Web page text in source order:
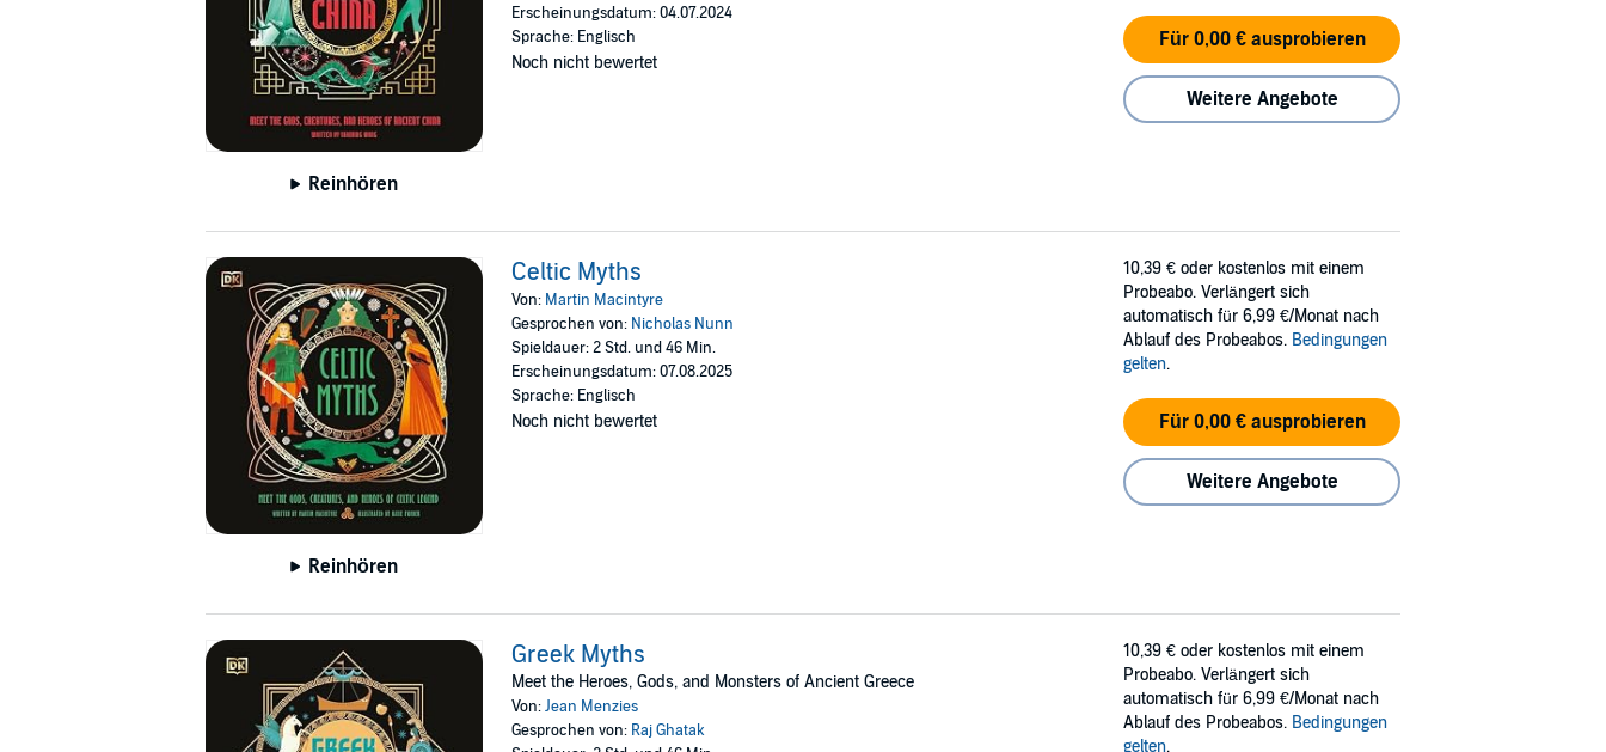
Reinhören
Erscheinungsdatum: 04.07.2024
Sprache: Englisch
Noch nicht bewertet
Für 0,00 € ausprobieren
Weitere Angebote
Reinhören
Celtic Myths
Von: Martin Macintyre
Gesprochen von: Nicholas Nunn
Spieldauer: 2 Std. und 46 Min.
Erscheinungsdatum: 07.08.2025
Sprache: Englisch
Noch nicht bewertet
10,39 € oder kostenlos mit einem
Probeabo. Verlängert sich
automatisch für 6,99 €/Monat nach
Ablauf des Probeabos. Bedingungen
gelten.
Für 0,00 € ausprobieren
Weitere Angebote
Greek Myths
Meet the Heroes, Gods, and Monsters of Ancient Greece
Von:Jean Menzies
Gesprochen von: Raj Ghatak
10,39 € oder kostenlos mit einem
Probeabo. Verlängert sich
automatisch für 6,99 €/Monat nach
Ablauf des Probeabos. Bedingungen
gelten.